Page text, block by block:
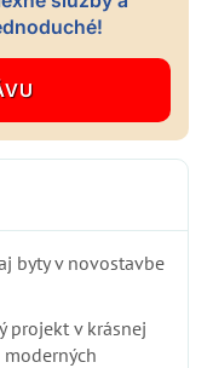
byty v novostavbe
projekt v krásnej